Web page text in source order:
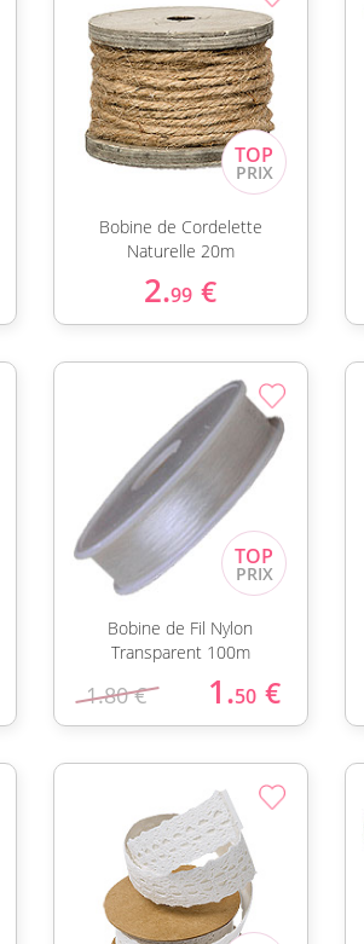
Bobine de Cordelette
Naturelle 20m
2.99 €
Bobine de Fil Nylon
Transparent 100m
1.80 € 1.50 €